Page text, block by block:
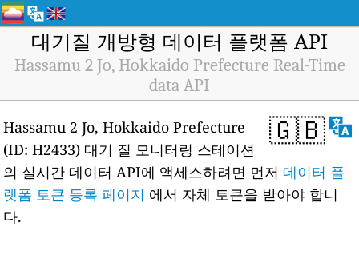
대기질 개방형 데이터 플랫폼 API
Hassamu 2 Jo, Hokkaido Prefecture Real-Time
data API
🇬🇧
Hassamu 2 Jo, Hokkaido Prefecture
(ID: H2433) 대기 질 모니터링 스테이션
의 실시간 데이터 API에 액세스하려면 먼저 데이터 플
랫폼 토큰 등록 페이지 에서 자체 토큰을 받아야 합니
다.